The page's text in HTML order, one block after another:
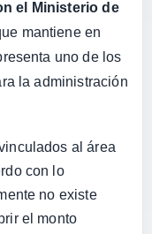
el Ministerio de
mantiene en
uno de los
la administración
al área
con lo
no existe
el monto